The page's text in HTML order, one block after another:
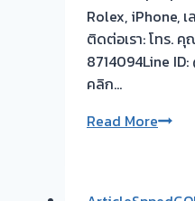
ตั๋ว
จำนำ
ทอง
ตั๋ว
Rolex, iPhone,
ติดต่อเรา: โทร.
8714094Line ID:
คลิก…
Read Moreรับ